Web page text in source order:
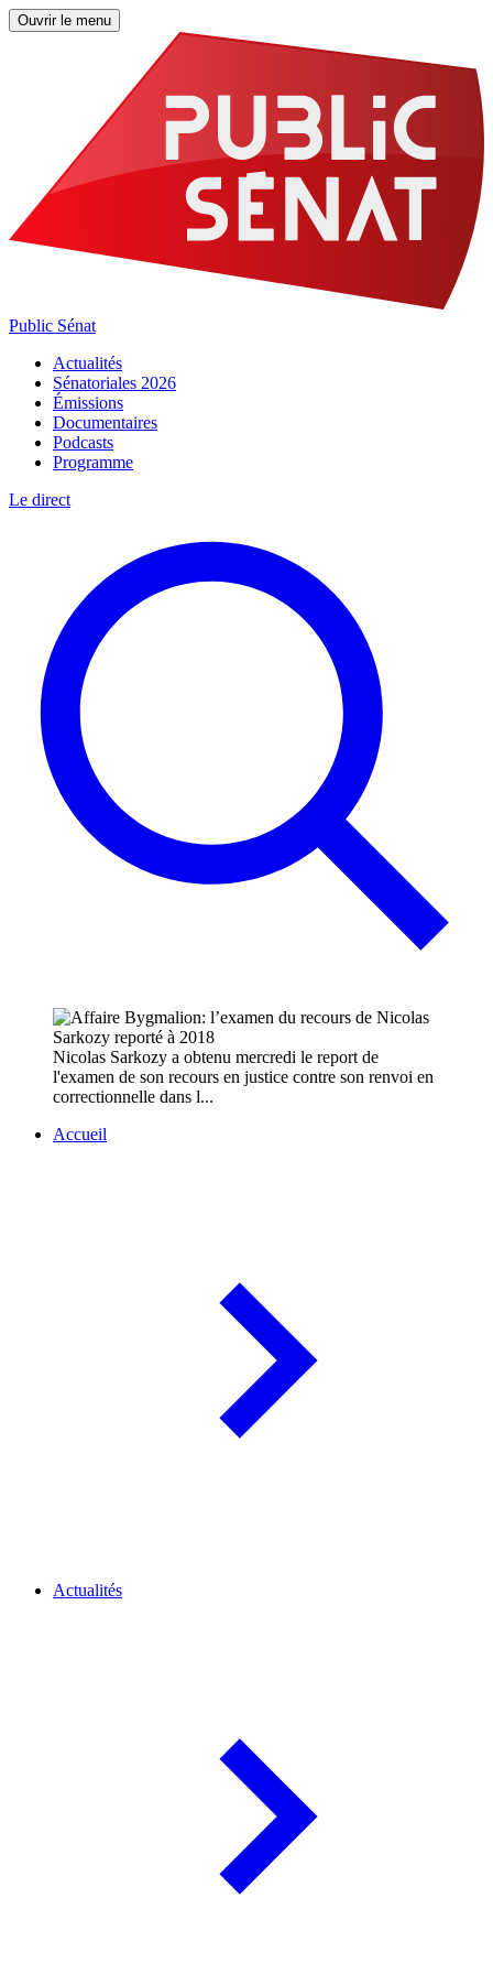
Ouvrir le menu
Public Sénat
Actualités
Sénatoriales 2026
Émissions
Documentaires
Podcasts
Programme
Le direct
Nicolas Sarkozy a obtenu mercredi le report de
l'examen de son recours en justice contre son renvoi en
correctionnelle dans l...
Accueil
Actualités